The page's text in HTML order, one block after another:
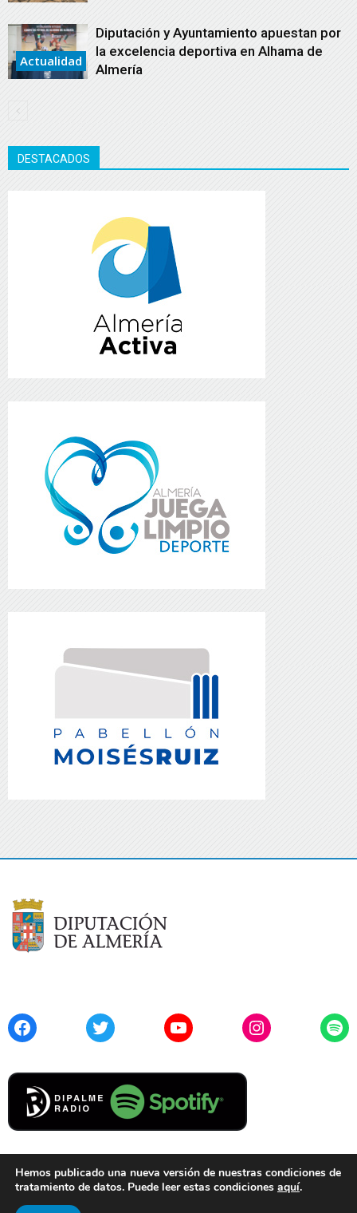
Actualidad
Diputación y Ayuntamiento apuestan por
la excelencia deportiva en Alhama de
Almería
DESTACADOS
FacebookTwitter YouTubeInstagram
Cookies
Hemos publicado una nueva versión de nuestras condiciones de
tratamiento de datos. Puede leer estas condiciones aquí.